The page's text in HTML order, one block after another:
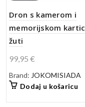
Dron s kamerom i
memorijskom
žuti
99,95€
Brand: JOKOMISIADA
Dodaj u košaricu